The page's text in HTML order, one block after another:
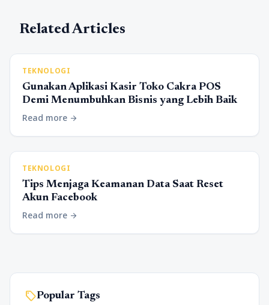
Related Articles
TEKNOLOGI
Gunakan Aplikasi Kasir Toko Cakra POS
Demi Menumbuhkan Bisnis yang Lebih Baik
Read more arrow_forward
TEKNOLOGI
Tips Menjaga Keamanan Data Saat Reset
Akun Facebook
Read more arrow_forward
sellPopular Tags